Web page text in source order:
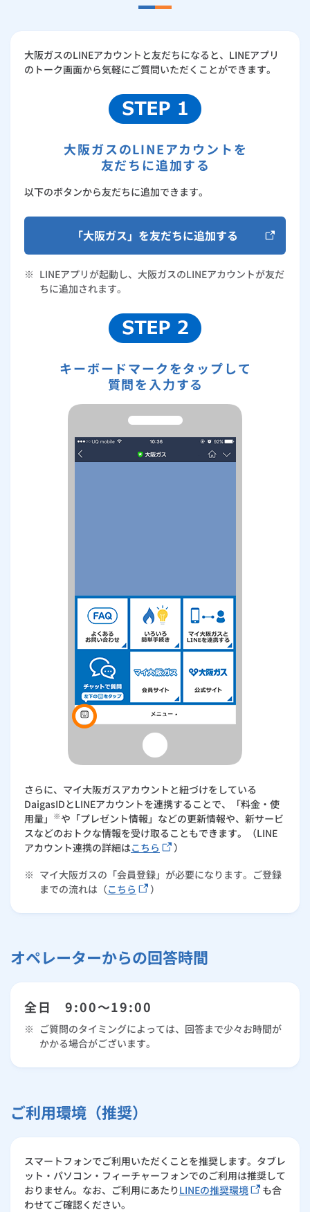
大阪ガスのLINEアカウントと友だちになると、LINEアプリ
のトーク画面から気軽にご質問いただくことができます。
大阪ガスのLINEアカウントを
友だちに追加する
以下のボタンから友だちに追加できます。
「大阪ガス」を友だちに追加する
※ LINEアプリが起動し、大阪ガスのLINEアカウントが友だ
ちに追加されます。
キーボードマークをタップして
質問を入力する
さらに、マイ大阪ガスアカウントと紐づけをしている
DaigasIDとLINEアカウントを連携することで、「料金・使
用量」
※ や「プレゼント情報」などの更新情報や、新サービ
スなどのおトクな情報を受け取ることもできます。（LINE
アカウント連携の詳細はこちら
）
※ マイ大阪ガスの「会員登録」が必要になります。ご登録
までの流れは（こちら ）
オペレーターからの回答時間
全日 9:00～19:00
※ ご質問のタイミングによっては、回答まで少々お時間が
かかる場合がございます。
ご利用環境（推奨）
スマートフォンでご利用いただくことを推奨します。タブレ
ット・パソコン・フィーチャーフォンでのご利用は推奨して
おりません。なお、ご利用にあたりLINEの推奨環境
も合
わせてご確認ください。